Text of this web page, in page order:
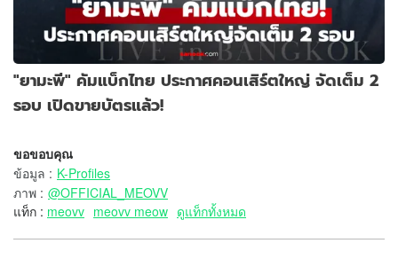
"ยามะพี" คัมแบ็กไทย ประกาศคอนเสิร์ตใหญ่ จัดเต็ม 2
รอบ เปิดขายบัตรแล้ว!
ขอขอบคุณ
ข้อมูล : K-Profiles
ภาพ : @OFFICIAL_MEOVV
แท็ก : meovv meovv meow ดูแท็กทั้งหมด